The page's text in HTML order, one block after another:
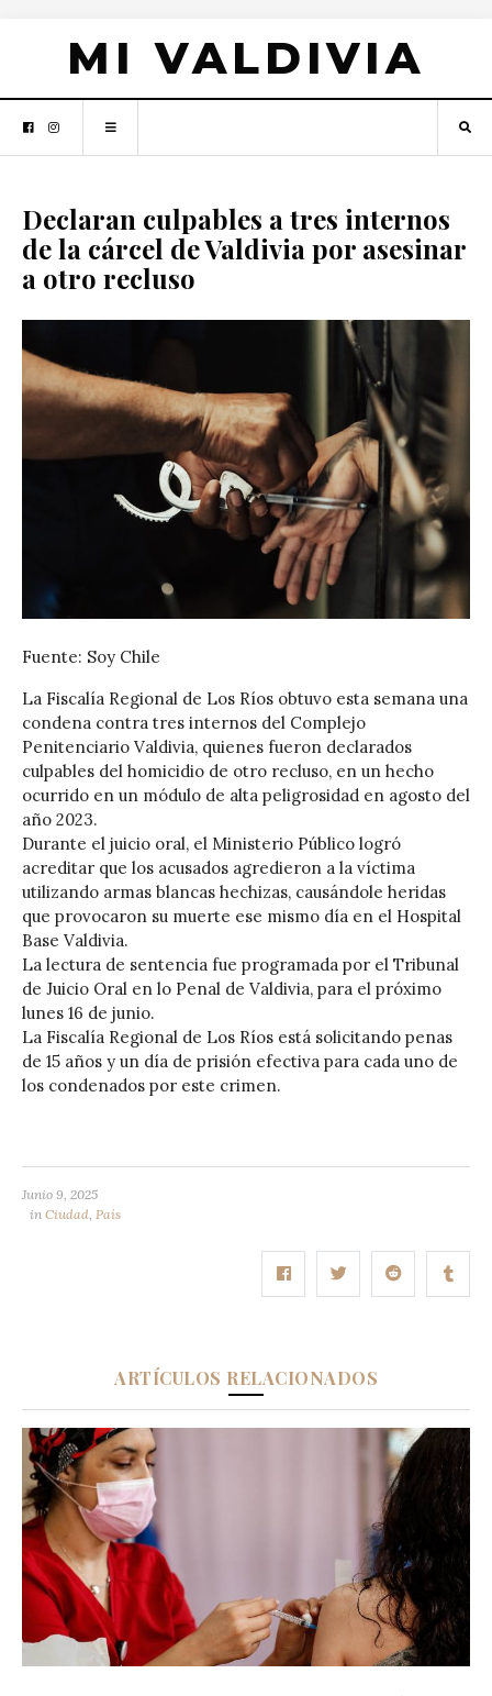
MI VALDIVIA
Declaran culpables a tres internos
de la cárcel de Valdivia por asesinar
a otro recluso
Fuente: Soy Chile
La Fiscalía Regional de Los Ríos obtuvo esta semana una
condena contra tres internos del Complejo
Penitenciario Valdivia, quienes fueron declarados
culpables del homicidio de otro recluso, en un hecho
ocurrido en un módulo de alta peligrosidad en agosto del
año 2023.
Durante el juicio oral, el Ministerio Público logró
acreditar que los acusados agredieron a la víctima
utilizando armas blancas hechizas, causándole heridas
que provocaron su muerte ese mismo día en el Hospital
Base Valdivia.
La lectura de sentencia fue programada por el Tribunal
de Juicio Oral en lo Penal de Valdivia, para el próximo
lunes 16 de junio.
La Fiscalía Regional de Los Ríos está solicitando penas
de 15 años y un día de prisión efectiva para cada uno de
los condenados por este crimen.
Junio 9, 2025
in Ciudad, País
ARTÍCULOS RELACIONADOS